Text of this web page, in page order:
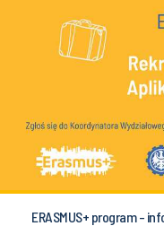
ERASMUS+ program -